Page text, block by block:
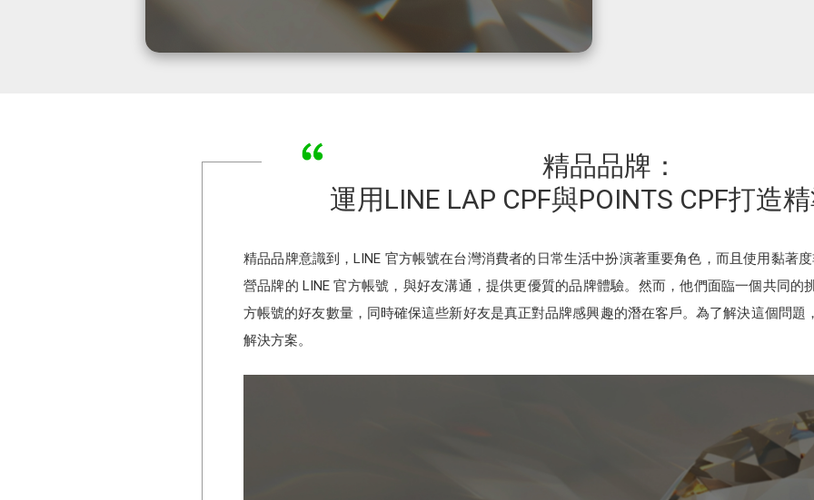
精品品牌：
運用LINE LAP CPF與POINTS CPF打造
精品品牌意識到，LINE 官方帳號在台灣消費者的日常生活中扮演著重要角色，而且使用黏著
營品牌的 LINE 官方帳號，與好友溝通，提供更優質的品牌體驗。然而，他們面臨一個共同的
方帳號的好友數量，同時確保這些新好友是真正對品牌感興趣的潛在客戶。為了解決這個問題
解決方案。